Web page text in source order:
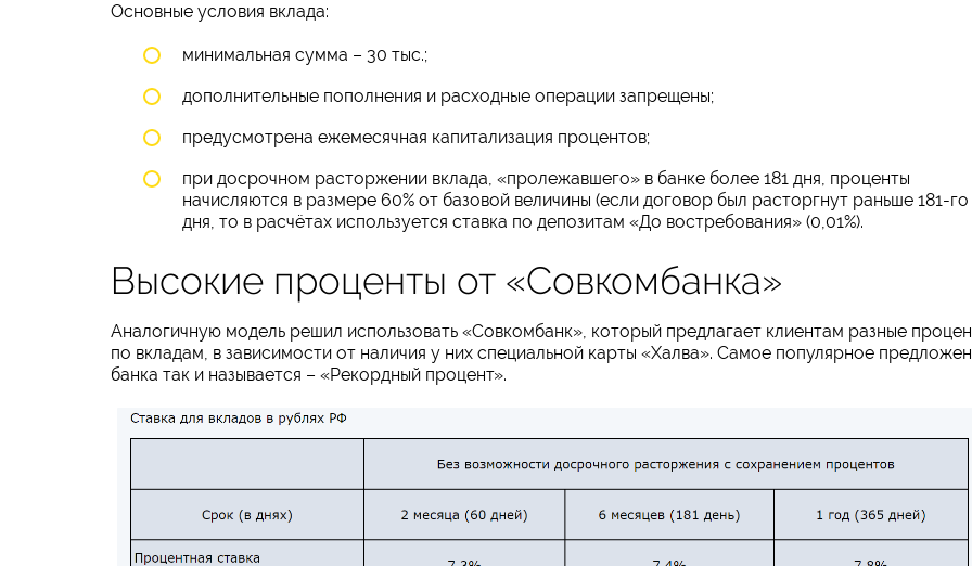
Основные условия вклада:
минимальная сумма – 30 тыс.;
дополнительные пополнения и расходные операции запрещены;
предусмотрена ежемесячная капитализация процентов;
при досрочном расторжении вклада, «пролежавшего» в банке более 181 дня, проценты
начисляются в размере 60% от базовой величины (если договор был расторгнут раньше 181-го
дня, то в расчётах используется ставка по депозитам «До востребования» (0,01%).
Высокие проценты от «Совкомбанка»
Аналогичную модель решил использовать «Совкомбанк», который предлагает клиентам разные
по вкладам, в зависимости от наличия у них специальной карты «Халва». Самое популярное
банка так и называется – «Рекордный процент».